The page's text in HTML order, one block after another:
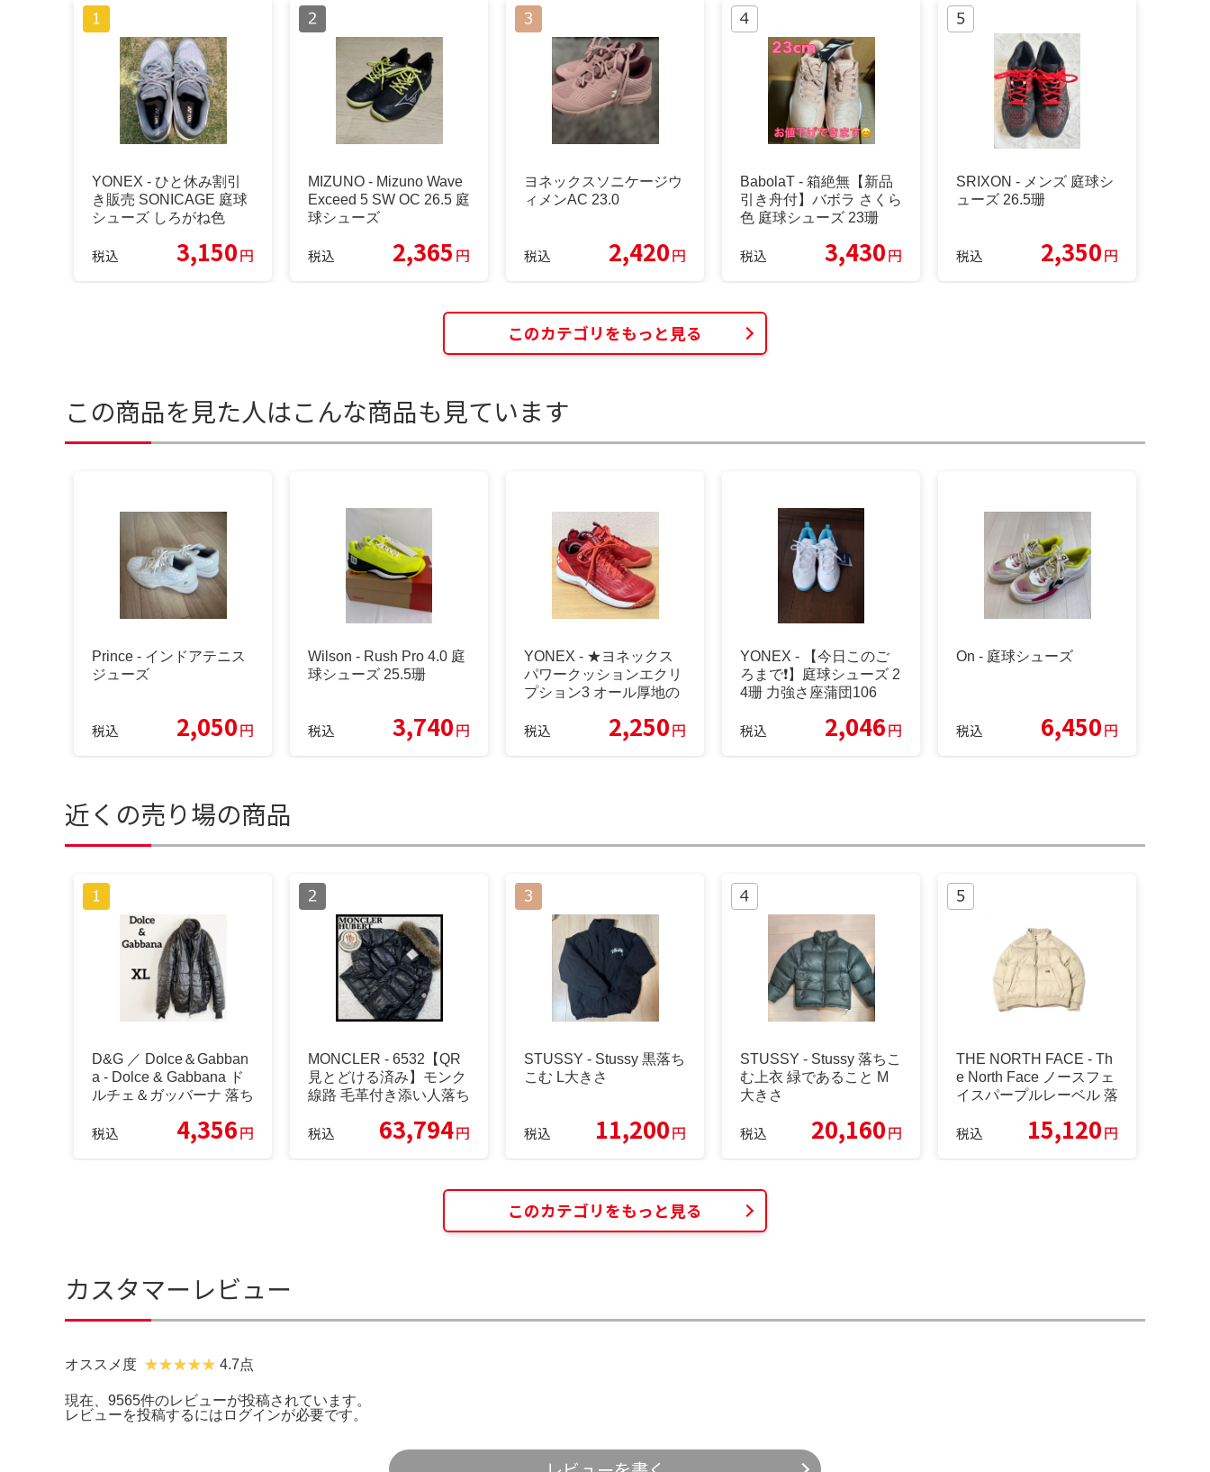
YONEX - ひと休み割引
き販売 SONICAGE 庭球
シューズ しろがね色
税込 3,150円
MIZUNO - Mizuno Wave
Exceed 5 SW OC 26.5 庭
球シューズ
税込 2,365 円
ヨネックスソニケージウ
ィメンAC 23.0
税込 2,420円
BabolaT - 箱絶無【新品
引き舟付】バボラ さくら
色 庭球シューズ 23珊
税込 3,430円
SRIXON - メンズ 庭球シ
ューズ 26.5珊
税込 2,350円
このカテゴリをもっと見る
この商品を見た人はこんな商品も見ています
Prince - インドアテニス
ジューズ
税込 2,050円
Wilson - Rush Pro 4.0 庭
球シューズ 25.5珊
税込 3,740円
YONEX - ★ヨネックス
パワークッションエクリ
プション3 オール厚地の
税込 2,250円
YONEX - 【今日このご
ろまで❗】庭球シューズ 2
4珊 力強さ座蒲団106
税込 2,046円
On - 庭球シューズ
税込 6,450円
近くの売り場の商品
D&G ／ Dolce＆Gabban
a - Dolce & Gabbana ド
ルチェ＆ガッバーナ 落ち
税込 4,356円
MONCLER - 6532【QR
見とどける済み】モンク
線路 毛革付き添い人落ち
税込 63,794円
STUSSY - Stussy 黒落ち
こむ L大きさ
税込 11,200円
STUSSY - Stussy 落ちこ
む上衣 緑であること M
大きさ
税込 20,160円
THE NORTH FACE - Th
e North Face ノースフェ
イスパープルレーベル 落
税込 15,120円
このカテゴリをもっと見る
カスタマーレビュー
オススメ度 4.7点
現在、9565件のレビューが投稿されています。
レビューを投稿するには ログインが必要です。